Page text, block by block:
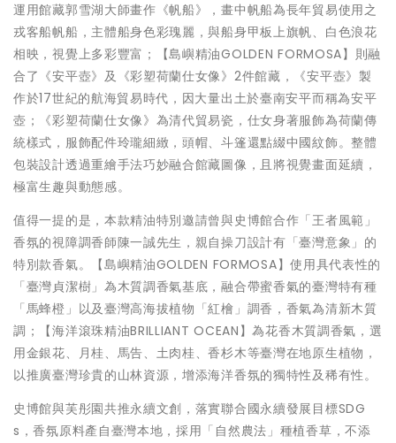
運用館藏郭雪湖大師畫作《帆船》，畫中帆船為長年貿易使用之
戎客船帆船，主體船身色彩瑰麗，與船身甲板上旗帆、白色浪花
相映，視覺上多彩豐富；【島嶼精油GOLDEN FORMOSA】則融
合了《安平壺》及《彩塑荷蘭仕女像》2件館藏，《安平壺》製
作於17世紀的航海貿易時代，因大量出土於臺南安平而稱為安平
壺；《彩塑荷蘭仕女像》為清代貿易瓷，仕女身著服飾為荷蘭傳
統樣式，服飾配件玲瓏細緻，頭帽、斗篷還點綴中國紋飾。整體
包裝設計透過重繪手法巧妙融合館藏圖像，且將視覺畫面延續，
極富生趣與動態感。
值得一提的是，本款精油特別邀請曾與史博館合作「王者風範」
香氛的視障調香師陳一誠先生，親自操刀設計有「臺灣意象」的
特別款香氣。【島嶼精油GOLDEN FORMOSA】使用具代表性的
「臺灣貞潔樹」為木質調香氣基底，融合帶蜜香氣的臺灣特有種
「馬蜂橙」以及臺灣高海拔植物「紅檜」調香，香氣為清新木質
調；【海洋滾珠精油BRILLIANT OCEAN】為花香木質調香氣，選
用金銀花、月桂、馬告、土肉桂、香杉木等臺灣在地原生植物，
以推廣臺灣珍貴的山林資源，增添海洋香氛的獨特性及稀有性。
史博館與芙彤園共推永續文創，落實聯合國永續發展目標SDG
s，香氛原料產自臺灣本地，採用「自然農法」種植香草，不添